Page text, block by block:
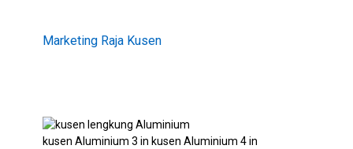
Marketing Raja Kusen
kusen Aluminium 3 in kusen Aluminium 4 in